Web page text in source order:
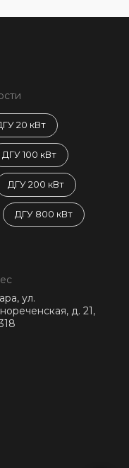
20 кВт
ДГУ 100 кВт
ДГУ 200 кВт
ДГУ 800 кВт
ул.
д. 21,